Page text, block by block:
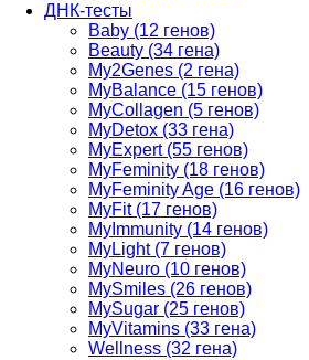
ДНК-тесты
Baby (12 генов)
Beauty (34 гена)
My2Genes (2 гена)
MyBalance (15 генов)
MyCollagen (5 генов)
MyDetox (33 гена)
MyExpert (55 генов)
MyFeminity (18 генов)
MyFeminity Age (16 генов)
MyFit (17 генов)
MyImmunity (14 генов)
MyLight (7 генов)
MyNeuro (10 генов)
MySmiles (26 генов)
MySugar (25 генов)
MyVitamins (33 гена)
Wellness (32 гена)